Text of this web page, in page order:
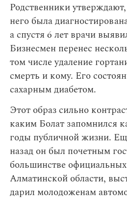
Родственники
него была
а спустя 6 лет врачи
Бизнесмен перенес
том числе удаление
смерть и кому. Его
сахарным диабетом.
Этот образ сильно
каким Болат запомнился
годы публичной жизни.
назад он был почетным
большинстве
Алматинской области,
дарил молодоженам